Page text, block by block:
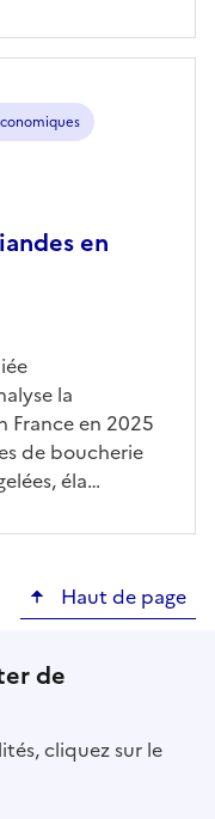
en
la
France en 2025
de boucherie
éla…
Haut de page
de
cliquez sur le